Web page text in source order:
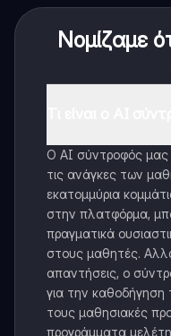
Νομίζαμε
Ο AI σύντροφός μας
τις ανάγκες των
εκατομμύρια
στην πλατφόρμα,
πραγματικά
στους μαθητές.
απαντήσεις, ο
για την καθοδήγηση
τους μαθησιακές
προγράμματα